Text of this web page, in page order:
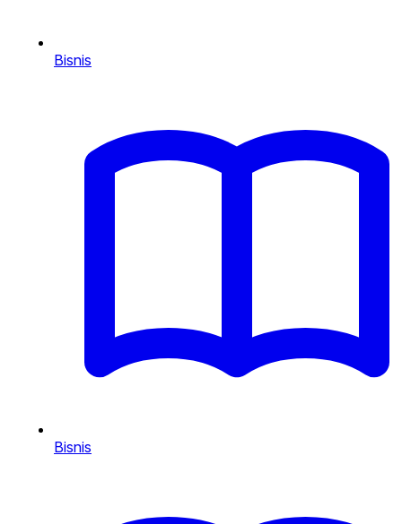
Bisnis
Bisnis